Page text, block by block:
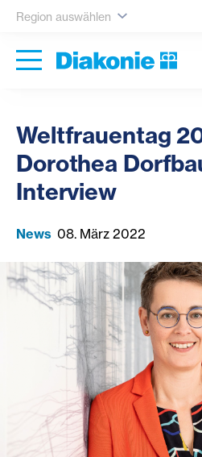
Region auswählen
Weltfrauentag
Dorothea
Interview
News 08. März 2022